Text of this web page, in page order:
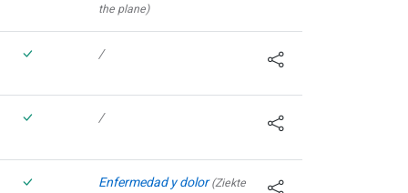
the plane)
/
/
Enfermedad y dolor (Ziekte